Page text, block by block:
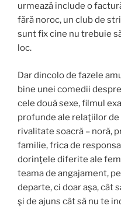
urmează include o
fără noroc, un club de
sunt fix cine nu trebuie
loc.
Dar dincolo de fazele
bine unei comedii
cele două sexe, filmul
profunde ale relaţiilor
rivalitate soacră – noră,
familie, frica de
dorinţele diferite ale
teama de angajament,
departe, ci doar aşa, cât
şi de ajuns cât să nu te